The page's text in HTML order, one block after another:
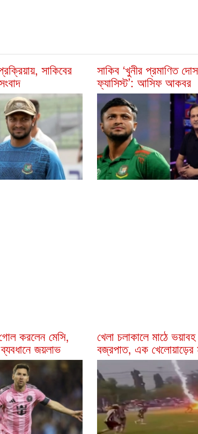
সাকিবের সাকিব ‘খুনীর প্রমাণিত
ফ্যাসিস্ট’: আসিফ আকবর
করলেন মেসি,
জয়লাভ
খেলা চলাকালে মাঠে ভয়াবহ
বজ্রপাত, এক